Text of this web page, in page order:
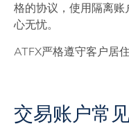
格的协议，使用隔离
心无忧。
ATFX严格遵守客户居
交易账户常